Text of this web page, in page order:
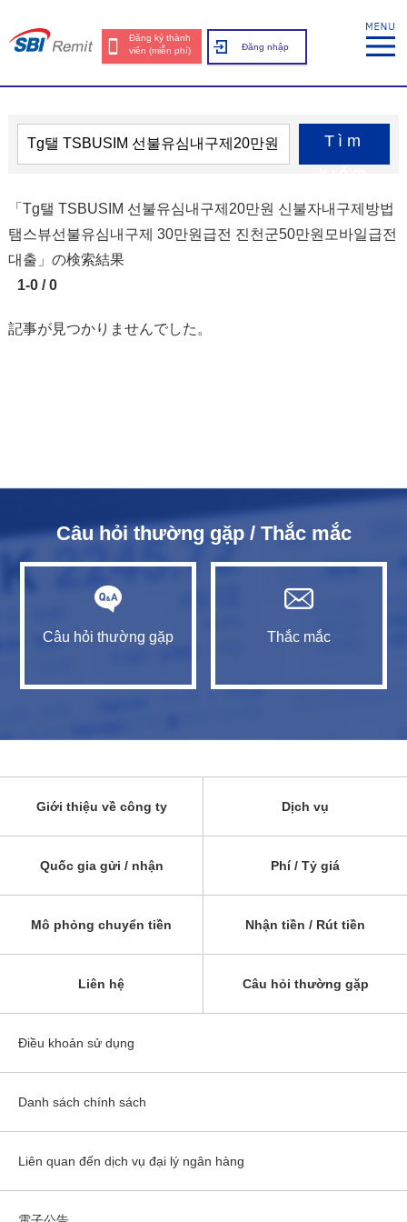
Đăng ký thành
viên (miễn phí)
Đăng nhập
Tìm
「Tg탤 TSBUSIM 선불유심내구제20만원 신불자내구제방법
탬스뷰선불유심내구제 30만원급전 진천군50만원모바일급전
대출」の検索結果
1-0 / 0
記事が見つかりませんでした。
Câu hỏi thường gặp / Thắc mắc
Câu hỏi thường gặp Thắc mắc
Giới thiệu về công ty Dịch vụ
Quốc gia gửi / nhận Phí / Tỷ giá
Mô phỏng chuyển tiền Nhận tiền / Rút tiền
Liên hệ Câu hỏi thường gặp
Điều khoản sử dụng
Danh sách chính sách
Liên quan đến dịch vụ đại lý ngân hàng